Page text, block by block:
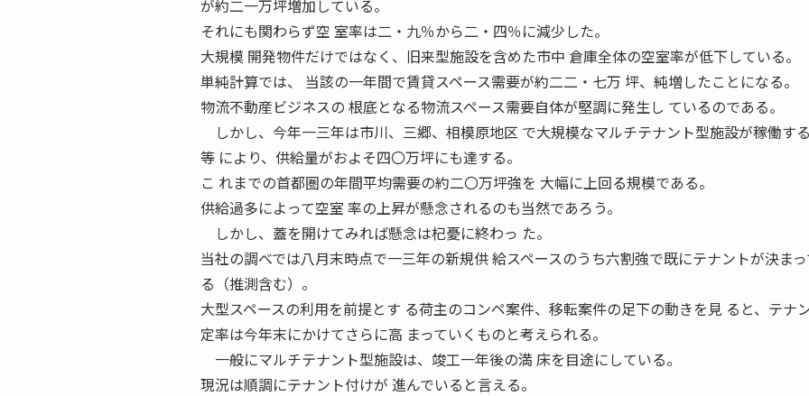
が約二一万坪増加している。
それにも関わらず空 室率は二・九％から二・四％に減少した。
大規模 開発物件だけではなく、旧来型施設を含めた市中 倉庫全体の空室率が低下している。
単純計算では、 当該の一年間で賃貸スペース需要が約二二・七万 坪、純増したことになる。
物流不動産ビジネスの 根底となる物流スペース需要自体が堅調に発生し ているのである。
しかし、今年一三年は市川、三郷、相模原地区 で大規模なマルチテナント型施設が稼働す
等 により、供給量がおよそ四〇万坪にも達する。
こ れまでの首都圏の年間平均需要の約二〇万坪強を 大幅に上回る規模である。
供給過多によって空室 率の上昇が懸念されるのも当然であろう。
しかし、蓋を開けてみれば懸念は杞憂に終わっ た。
当社の調べでは八月末時点で一三年の新規供 給スペースのうち六割強で既にテナントが決ま
る（推測含む）。
大型スペースの利用を前提とす る荷主のコンペ案件、移転案件の足下の動きを見 ると、テナ
定率は今年末にかけてさらに高 まっていくものと考えられる。
一般にマルチテナント型施設は、竣工一年後の満 床を目途にしている。
現況は順調にテナント付けが 進んでいると言える。